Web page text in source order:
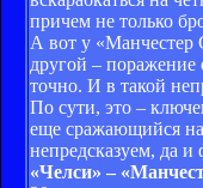
причем не только
А вот у «Манчестер
другой –
точно. И в такой
По сути, это –
еще сражающийся
непредсказуем, да
«Челси» –